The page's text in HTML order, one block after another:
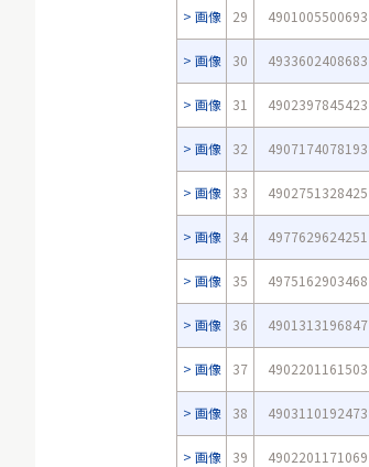
画像 29 4901005500693
画像 30 4933602408683
画像 31 4902397845423
画像 32 4907174078193
画像 33 4902751328425
画像 34 4977629624251
画像 35 4975162903468
画像 36 4901313196847
画像 37 4902201161503
画像 38 4903110192473
画像 39 4902201171069